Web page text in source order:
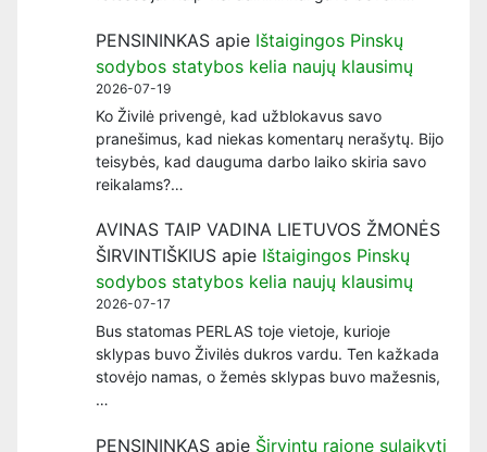
PENSININKAS apie Ištaigingos Pinskų
sodybos statybos kelia naujų klausimų
2026-07-19
Ko Živilė privengė, kad užblokavus savo
pranešimus, kad niekas komentarų nerašytų. Bijo
teisybės, kad dauguma darbo laiko skiria savo
reikalams?…
AVINAS TAIP VADINA LIETUVOS ŽMONĖS
ŠIRVINTIŠKIUS apie Ištaigingos Pinskų
sodybos statybos kelia naujų klausimų
2026-07-17
Bus statomas PERLAS toje vietoje, kurioje
sklypas buvo Živilės dukros vardu. Ten kažkada
stovėjo namas, o žemės sklypas buvo mažesnis,
…
PENSININKAS apie Širvintų rajone sulaikyti